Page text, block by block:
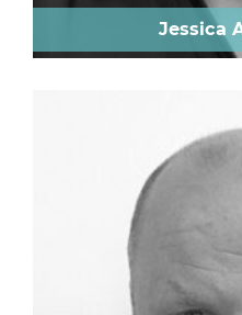
Jessica